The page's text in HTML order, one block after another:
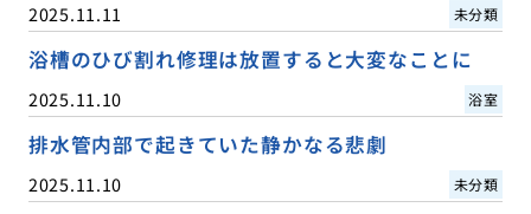
2025.11.11 未分類
浴槽のひび割れ修理は放置すると大変なことに
2025.11.10 浴室
排水管内部で起きていた静かなる悲劇
2025.11.10 未分類